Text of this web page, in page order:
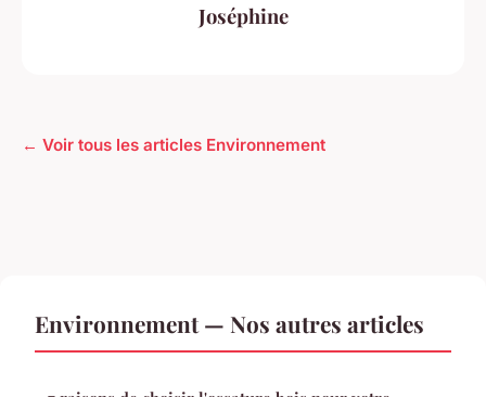
Joséphine
← Voir tous les articles Environnement
Environnement — Nos autres articles